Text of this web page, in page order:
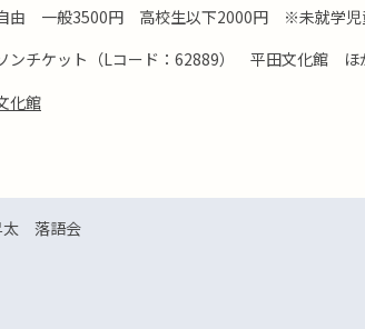
由 一般3500円 高校生以下2000円 ※未就学児
ンチケット（Lコード：62889） 平田文化館 ほ
化館
太 落語会